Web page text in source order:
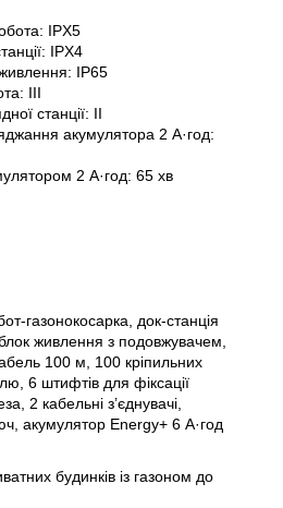
IPX5
IPX4
IP65
III
станції: II
акумулятора 2 А·год:
2 А·год: 65 хв
газонокосарка, док-станція
живлення з подовжувачем,
100 м, 100 кріпильних
6 штифтів для фіксації
2 кабельні з’єднувачі,
акумулятор Energy+ 6 А·год
будинків із газоном до